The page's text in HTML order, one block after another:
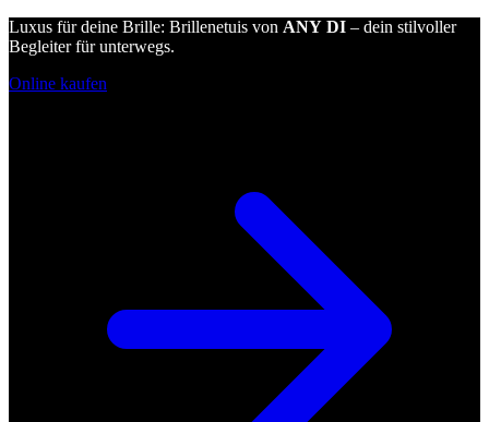
Luxus für deine Brille: Brillenetuis von ANY DI – dein stilvoller
Begleiter für unterwegs.
Online kaufen